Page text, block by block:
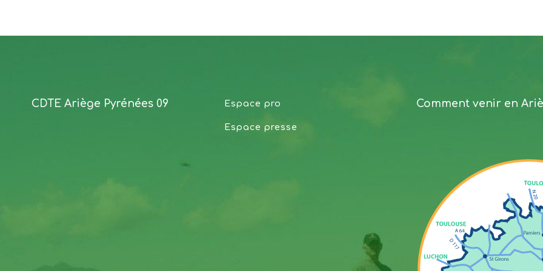
CDTE Ariège Pyrénées 09 Espace pro
Espace presse
Comment venir en